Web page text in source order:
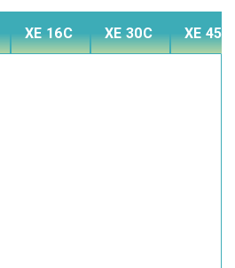
XE 16C XE 30C XE 45C